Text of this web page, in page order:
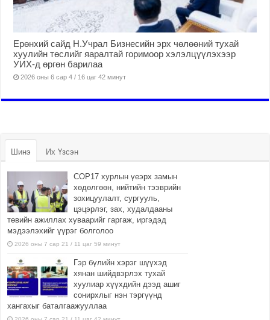
Ерөнхий сайд Н.Учрал Бизнесийн эрх чөлөөний тухай
хуулийн төслийг яаралтай горимоор хэлэлцүүлэхээр
УИХ-д өргөн барилаа
2026 оны 6 сар 4 / 16 цаг 42 минут
Шинэ Их Үзсэн
COP17 хурлын үеэрх замын
хөдөлгөөн, нийтийн тээврийн
зохицуулалт, сургууль,
цэцэрлэг, зах, худалдааны
төвийн ажиллах хуваарийг гаргаж, иргэдэд
мэдээлэхийг үүрэг болголоо
2026 оны 7 сар 21 / 11 цаг 59 минут
Гэр бүлийн хэрэг шүүхэд
хянан шийдвэрлэх тухай
хуулиар хүүхдийн дээд ашиг
сонирхлыг нэн тэргүүнд
хангахыг баталгаажууллаа